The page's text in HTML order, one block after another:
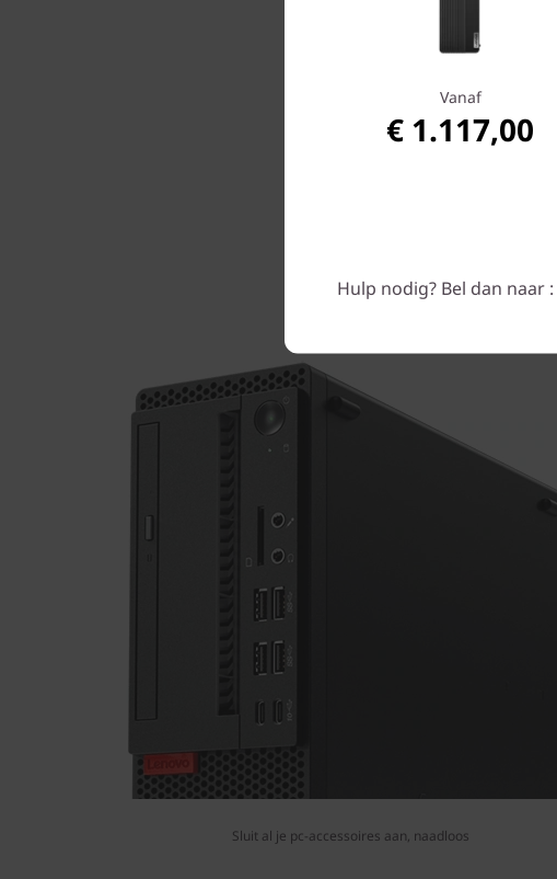
Sluit al je pc-accessoires aan, naadloos
Vanaf
€ 1.117,00
Hulp nodig? Bel dan naar :